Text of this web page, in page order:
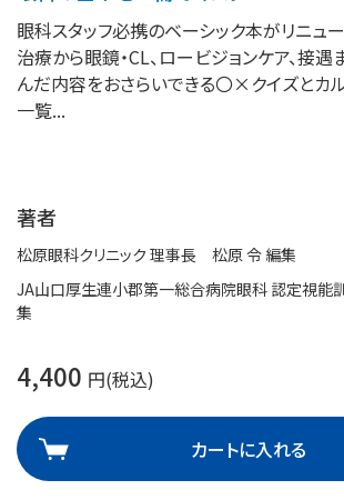
眼科スタッフ必携のベーシック本がリニュー
治療から眼鏡・CL、ロービジョンケア、接遇
んだ内容をおさらいできる〇×クイズとカ
一覧
著者
松原眼科クリニック 理事長 松原 令 編集
JA山口厚生連小郡第一総合病院眼科 認定視
集
4,400 円(税込)
カートに入れる